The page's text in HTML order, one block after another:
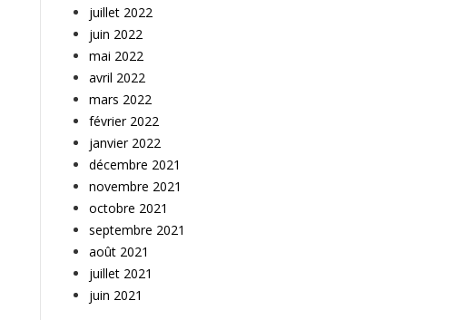
juillet 2022
juin 2022
mai 2022
avril 2022
mars 2022
février 2022
janvier 2022
décembre 2021
novembre 2021
octobre 2021
septembre 2021
août 2021
juillet 2021
juin 2021